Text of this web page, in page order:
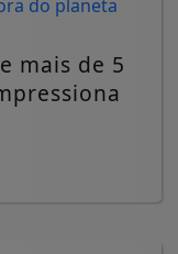
mais de 5